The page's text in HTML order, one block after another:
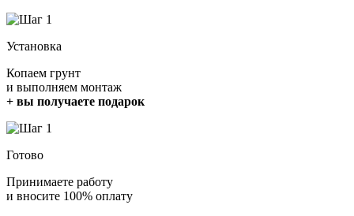
Установка
Копаем грунт
и выполняем монтаж
+ вы получаете подарок
Готово
Принимаете работу
и вносите 100% оплату